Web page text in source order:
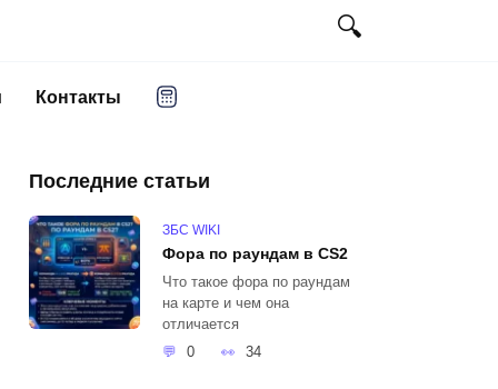
Контакты
Последние статьи
ЗБС WIKI
Фора по раундам в CS2
Что такое фора по раундам
на карте и чем она
отличается
0
34